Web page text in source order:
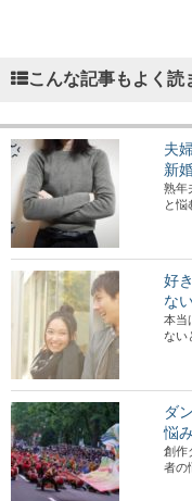
こんな記事もよく読
夫
新
熟年
と悩
好
な
本当
ない
ダ
悩
創作
者の